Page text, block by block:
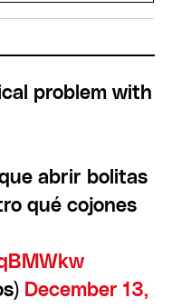
problem with
abrir bolitas
qué cojones
December 13,